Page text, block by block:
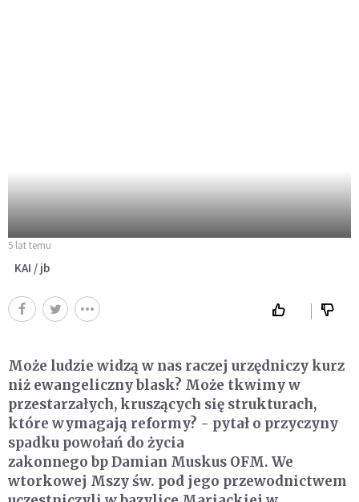
5 lat temu
KAI / jb
Może ludzie widzą w nas raczej urzędniczy kurz
niż ewangeliczny blask? Może tkwimy w
przestarzałych, kruszących się strukturach,
które wymagają reformy? - pytał o przyczyny
spadku powołań do życia
zakonnego bp Damian Muskus OFM. We
wtorkowej Mszy św. pod jego przewodnictwem